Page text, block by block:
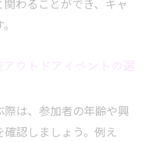
わることができ、キャ
は、参加者の年齢や興
認しましょう。例え